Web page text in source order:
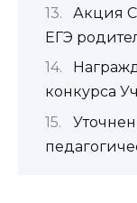
Акция
ЕГЭ
конкурса